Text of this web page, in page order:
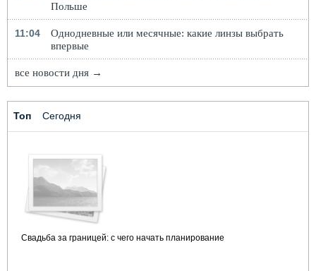
Польше
11:04
Однодневные или месячные: какие линзы выбрать
впервые
все новости дня →
Топ Сегодня
Свадьба за границей: с чего начать планирование